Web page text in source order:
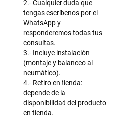
2.- Cualquier duda que
tengas escríbenos por el
WhatsApp y
responderemos todas tus
consultas.
3.- Incluye instalación
(montaje y balanceo al
neumático).
4.- Retiro en tienda:
depende de la
disponibilidad del producto
en tienda.